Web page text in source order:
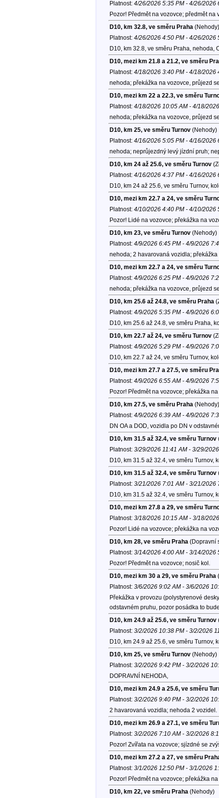
Platnost: 4/26/2026 5:35 PM - 4/26/2026
Pozor! Předmět na vozovce; předmět na
D10, km 32.8, ve směru Praha (Nehody)
Platnost: 4/26/2026 4:50 PM - 4/26/2026
D10, km 32.8, ve směru Praha, nehoda,
D10, mezi km 21.8 a 21.2, ve směru
Platnost: 4/18/2026 3:40 PM - 4/18/2026
nehoda; překážka na vozovce, průjezd
D10, mezi km 22 a 22.3, ve směru
Platnost: 4/18/2026 10:05 AM - 4/18/
nehoda; překážka na vozovce, průjezd
D10, km 25, ve směru Turnov(Nehody)
Platnost: 4/16/2026 5:05 PM - 4/16/2026
nehoda; neprůjezdný levý jízdní pruh;
D10, km 24 až 25.6, ve směru Turnov
Platnost: 4/16/2026 4:37 PM - 4/16/2026
D10, km 24 až 25.6, ve směru Turnov,
D10, mezi km 22.7 a 24, ve směru
Platnost: 4/10/2026 4:40 PM - 4/10/2026
Pozor! Lidé na vozovce; překážka na
D10, km 23, ve směru Turnov(Nehody)
Platnost: 4/9/2026 6:45 PM - 4/9/2026
nehoda; 2 havarovaná vozidla;
D10, mezi km 22.7 a 24, ve směru
Platnost: 4/9/2026 6:25 PM - 4/9/2026
nehoda; překážka na vozovce, průjezd
D10, km 25.6 až 24.8, ve směru Praha
Platnost: 4/9/2026 5:35 PM - 4/9/2026
D10, km 25.6 až 24.8, ve směru Praha,
D10, km 22.7 až 24, ve směru Turnov
Platnost: 4/9/2026 5:29 PM - 4/9/2026
D10, km 22.7 až 24, ve směru Turnov,
D10, mezi km 27.7 a 27.5, ve směru
Platnost: 4/9/2026 6:55 AM - 4/9/2026
Pozor! Předmět na vozovce; překážka
D10, km 27.5, ve směru Praha (Nehody)
Platnost: 4/9/2026 6:39 AM - 4/9/2026
DN OA a DOD, vozidla po DN v
D10, km 31.5 až 32.4, ve směru Turnov
Platnost: 3/29/2026 11:41 AM - 3/29/
D10, km 31.5 až 32.4, ve směru Turnov,
D10, km 31.5 až 32.4, ve směru Turnov
Platnost: 3/21/2026 7:01 AM - 3/21/2026
D10, km 31.5 až 32.4, ve směru Turnov,
D10, mezi km 27.8 a 29, ve směru
Platnost: 3/18/2026 10:15 AM - 3/18/
Pozor! Lidé na vozovce; překážka na
D10, km 28, ve směru Praha (Dopravní
Platnost: 3/14/2026 4:00 AM - 3/14/2026
Pozor! Předmět na vozovce; nosič kol.
D10, mezi km 30 a 29, ve směru Praha
Platnost: 3/6/2026 9:02 AM - 3/6/2026
Překážka v provozu (polystyrenové
odstavném pruhu, pozor posádka to
D10, km 24.9 až 25.6, ve směru Turnov
Platnost: 3/2/2026 10:38 PM - 3/2/2026
D10, km 24.9 až 25.6, ve směru Turnov,
D10, km 25, ve směru Turnov(Nehody)
Platnost: 3/2/2026 9:42 PM - 3/2/2026
DOPRAVNÍ NEHODA,
D10, mezi km 24.9 a 25.6, ve směru
Platnost: 3/2/2026 9:40 PM - 3/2/2026
2 havarovaná vozidla; nehoda 2 vozidel.
D10, mezi km 26.9 a 27.1, ve směru
Platnost: 3/2/2026 7:10 AM - 3/2/2026
Pozor! Zvířata na vozovce; sjízdné se
D10, mezi km 27.2 a 27, ve směru
Platnost: 3/1/2026 12:50 PM - 3/1/2026
Pozor! Předmět na vozovce; překážka
D10, km 22, ve směru Praha (Nehody)